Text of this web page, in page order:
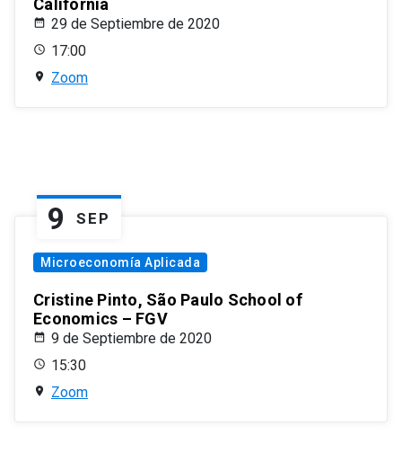
California
29 de Septiembre de 2020
17:00
Zoom
9 SEP
Microeconomía Aplicada
Cristine Pinto, São Paulo School of
Economics – FGV
9 de Septiembre de 2020
15:30
Zoom